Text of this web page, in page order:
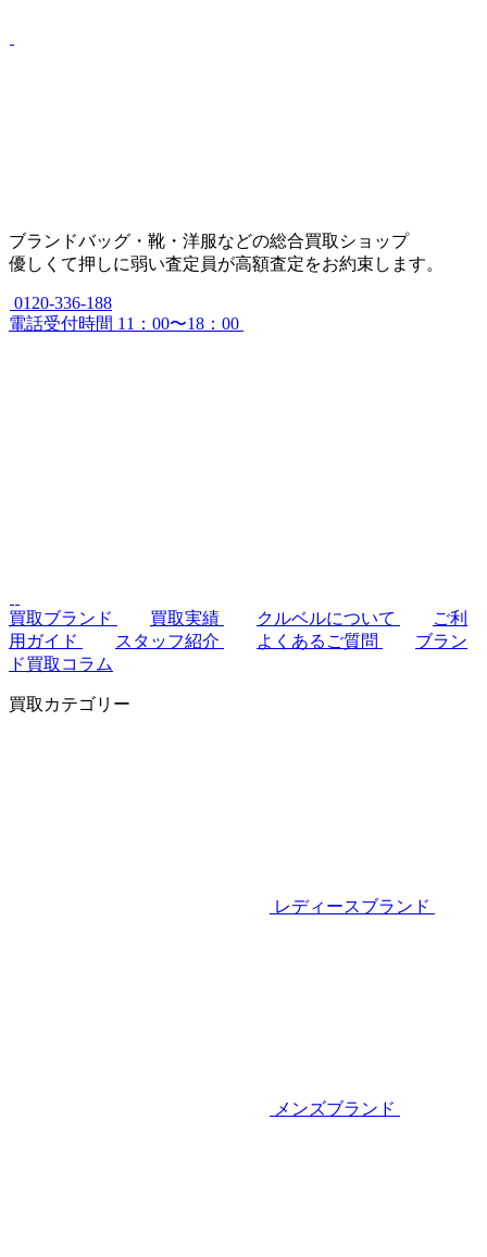
ブランドバッグ・靴・洋服などの総合買取ショップ
優しくて押しに弱い査定員が高額査定をお約束します。
0120-336-188
電話受付時間 11：00〜18：00
買取ブランド 買取実績 クルベルについて
ご利
用ガイド
スタッフ紹介 よくあるご質問
ブラン
ド買取コラム
買取カテゴリー
レディースブランド
メンズブランド